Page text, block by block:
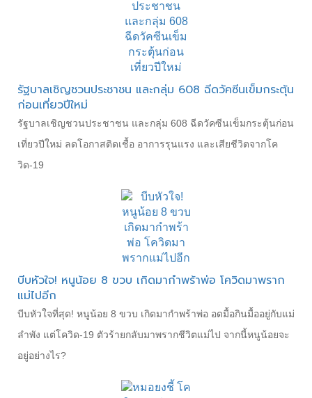
รัฐบาลเชิญชวนประชาชน และกลุ่ม 608 ฉีดวัคซีนเข็มกระตุ้น
ก่อนเที่ยวปีใหม่
รัฐบาลเชิญชวนประชาชน และกลุ่ม 608 ฉีดวัคซีนเข็มกระตุ้นก่อน
เที่ยวปีใหม่ ลดโอกาสติดเชื้อ อาการรุนแรง และเสียชีวิตจากโค
วิด-19
บีบหัวใจ! หนูน้อย 8 ขวบ เกิดมากำพร้าพ่อ โควิดมาพราก
แม่ไปอีก
บีบหัวใจที่สุด! หนูน้อย 8 ขวบ เกิดมากำพร้าพ่อ อดมื้อกินมื้ออยู่กับแม่
ลำพัง แต่โควิด-19 ตัวร้ายกลับมาพรากชีวิตแม่ไป จากนี้หนูน้อยจะ
อยู่อย่างไร?